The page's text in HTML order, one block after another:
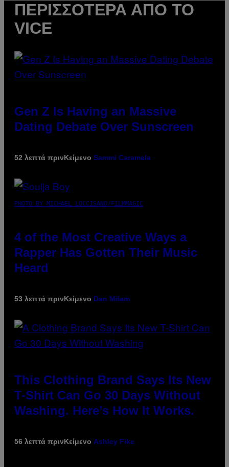
ΠΕΡΙΣΣΌΤΕΡΑ ΑΠΌ ΤΟ
VICE
Gen Z Is Having an Massive
Dating Debate Over Sunscreen
52 λεπτά πρινΚείμενο Sammi Caramela
PHOTO BY MICHAEL LOCCISANO/FILMMAGIC
4 of the Most Creative Ways a
Rapper Has Gotten Their Music
Heard
53 λεπτά πρινΚείμενο Dan Milam
This Clothing Brand Says Its New
T-Shirt Can Go 30 Days Without
Washing. Here’s How It Works.
56 λεπτά πρινΚείμενο Ashley Fike